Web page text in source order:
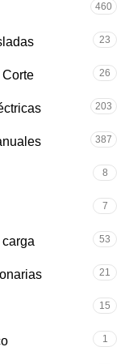
460
23
Corte 26
203
387
8
7
53
21
15
1